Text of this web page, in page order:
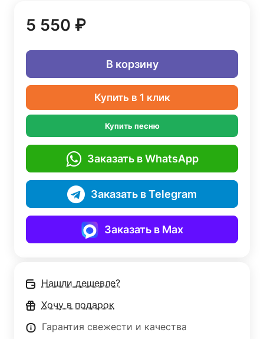
5 550 ₽
В корзину
Купить в 1 клик
Купить песню
Заказать в WhatsApp
Заказать в Telegram
Заказать в Max
Нашли дешевле?
Хочу в подарок
Гарантия свежести и качества